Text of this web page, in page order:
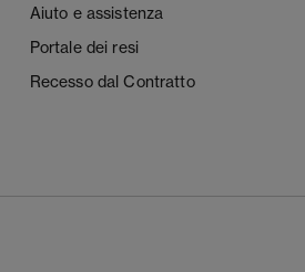
Aiuto e assistenza
Portale dei resi
Recesso dal Contratto